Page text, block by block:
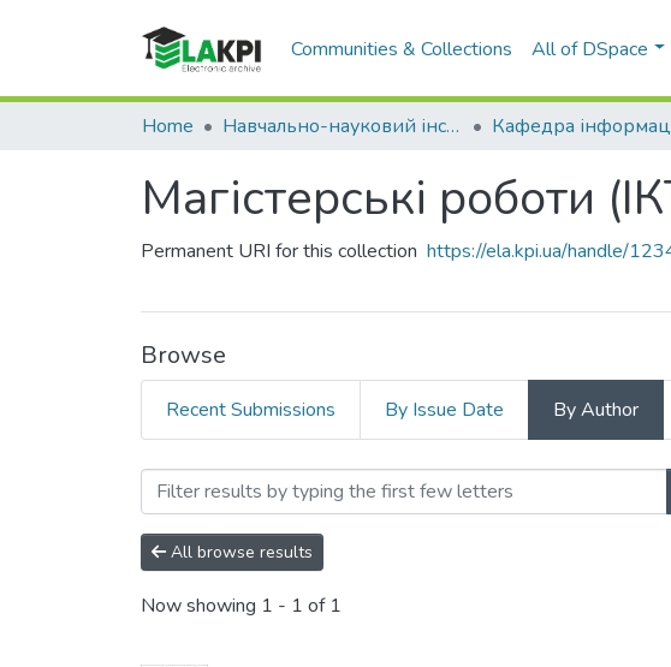
Communities & Collections All of DSpace
Home Навчально-науковий інститут телекомунікаційних систем (НН ІТС)
Магістерські роботи
Permanent URI for this collection https://ela.kpi.ua/handle/
Browse
Recent Submissions By Issue Date By Author
Browsing Магістерські роботи
All browse results
Now showing 1 - 1 of 1